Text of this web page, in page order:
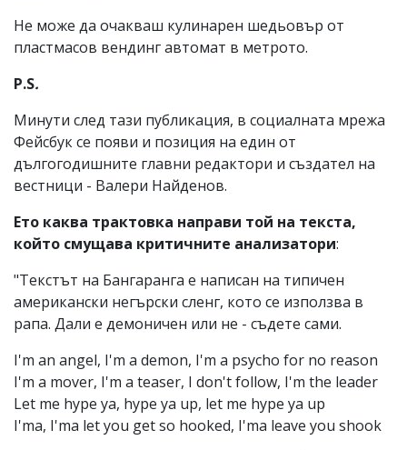
Не може да очакваш кулинарен шедьовър от
пластмасов вендинг автомат в метрото.
P.S.
Минути след тази публикация, в социалната мрежа
Фейсбук се появи и позиция на един от
дългогодишните главни редактори и създател на
вестници - Валери Найденов.
Ето каква трактовка направи той на текста,
който смущава критичните анализатори:
"Текстът на Бангаранга е написан на типичен
американски негърски сленг, кото се използва в
рапа. Дали е демоничен или не - съдете сами.
I'm an angel, I'm a demon, I'm a psycho for no reason
I'm a mover, I'm a teaser, I don't follow, I'm the leader
Let me hype ya, hype ya up, let me hype ya up
I'ma, I'ma let you get so hooked, I'ma leave you shook